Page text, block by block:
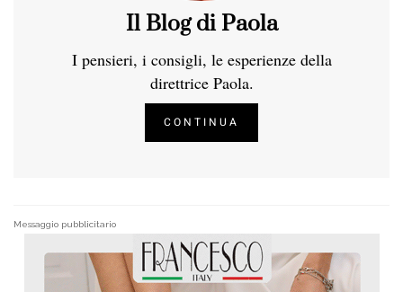
Il Blog di Paola
I pensieri, i consigli, le esperienze della
direttrice Paola.
CONTINUA
Messaggio pubblicitario